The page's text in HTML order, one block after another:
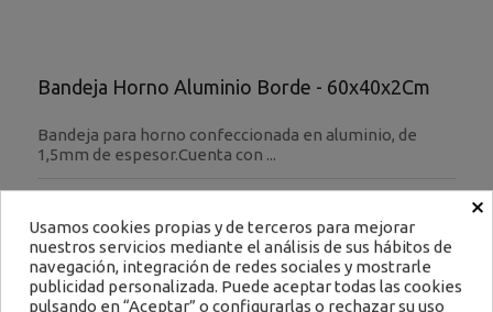
Bandeja Horno Aluminio Borde - 60x40x2Cm
Bandeja para horno confeccionada en aluminio, de
1,5mm de espesor.Cuenta con ...
24,15 €
Impuestos excluidos
- +
×
Usamos cookies propias y de terceros para mejorar
nuestros servicios mediante el análisis de sus hábitos de
navegación, integración de redes sociales y mostrarle
publicidad personalizada. Puede aceptar todas las cookies
pulsando en “Aceptar” o configurarlas o rechazar su uso